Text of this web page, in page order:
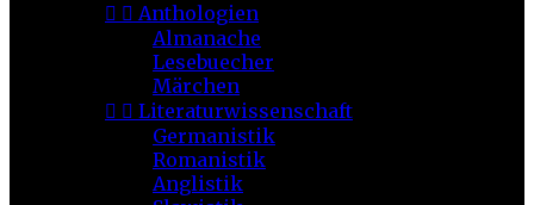
  Anthologien
Almanache
Lesebuecher
Märchen
  Literaturwissenschaft
Germanistik
Romanistik
Anglistik